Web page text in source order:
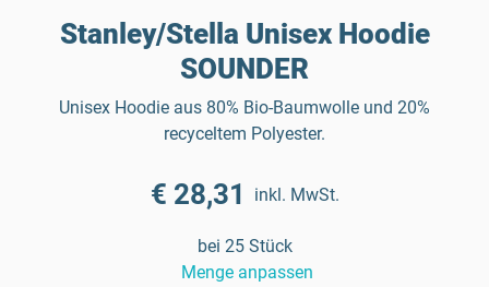
Stanley/Stella Unisex Hoodie
SOUNDER
Unisex Hoodie aus 80% Bio-Baumwolle und 20%
recyceltem Polyester.
€ 28,31 inkl. MwSt.
bei 25 Stück
Menge anpassen